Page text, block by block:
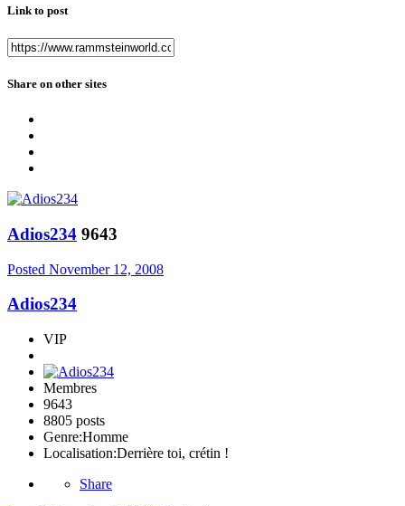
Link to post
Share on other sites
Adios234 9643
Posted November 12, 2008
Adios234
VIP
Membres
9643
8805 posts
Genre:Homme
Localisation:Derrière toi, crétin !
Share